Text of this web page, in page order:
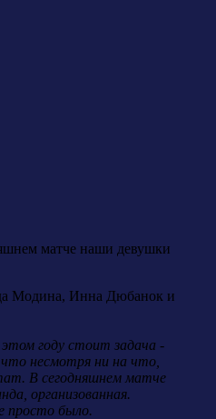
матче наши девушки
Модина, Инна Дюбанок и
году стоит задача -
несмотря ни на что,
В сегодняшнем матче
организованная.
просто было.